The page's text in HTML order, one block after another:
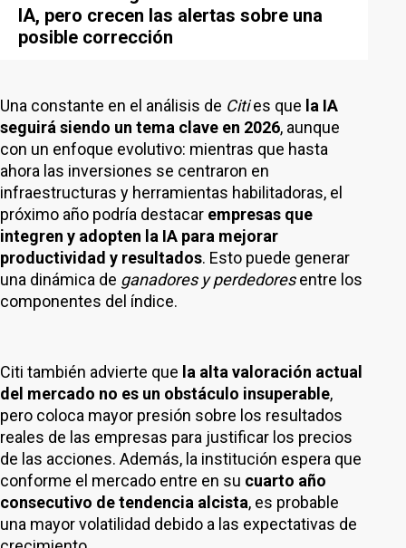
IA, pero crecen las alertas sobre una
posible corrección
Una constante en el análisis de Cities que la IA
seguirá siendo un tema clave en 2026, aunque
con un enfoque evolutivo: mientras que hasta
ahora las inversiones se centraron en
infraestructuras y herramientas habilitadoras, el
próximo año podría destacar empresas que
integren y adopten la IA para mejorar
productividad y resultados. Esto puede generar
una dinámica de ganadores y perdedoresentre los
componentes del índice.
Citi también advierte que la alta valoración actual
del mercado no es un obstáculo insuperable,
pero coloca mayor presión sobre los resultados
reales de las empresas para justificar los precios
de las acciones. Además, la institución espera que
conforme el mercado entre en su cuarto año
consecutivo de tendencia alcista, es probable
una mayor volatilidad debido a las expectativas de